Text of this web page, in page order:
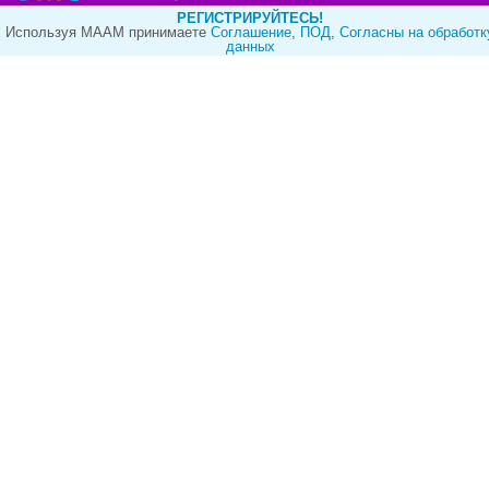
РЕГИСТРИРУЙТЕСЬ!
Используя МААМ принимаете Cоглашение, ПОД, Согласны на
данных